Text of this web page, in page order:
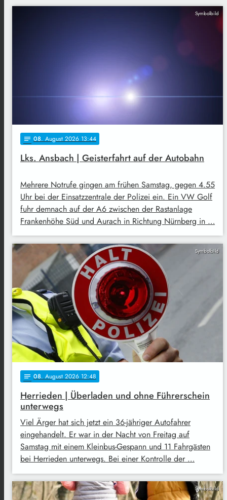
Symbolbild
notes 08. August 2026 13:44
Lks. Ansbach | Geisterfahrt auf der Autobahn
Mehrere Notrufe gingen am frühen Samstag, gegen 4.55
Uhr bei der Einsatzzentrale der Polizei ein. Ein VW Golf
fuhr demnach auf der A6 zwischen der Rastanlage
Frankenhöhe Süd und Aurach in Richtung Nürnberg in …
Symbolbild
notes 08. August 2026 12:48
Herrieden | Überladen und ohne Führerschein
unterwegs
Viel Ärger hat sich jetzt ein 36-jähriger Autofahrer
eingehandelt. Er war in der Nacht von Freitag auf
Samstag mit einem Kleinbus-Gespann und 11 Fahrgästen
bei Herrieden unterwegs. Bei einer Kontrolle der …
Symbolbild